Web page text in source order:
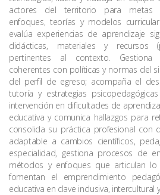
actores del territorio para metas
enfoques, teorías y modelos
evalúa experiencias de aprendizaje
didácticas, materiales y recursos
pertinentes al contexto. Gestiona
coherentes con políticas y normas del
del perfil de egreso; acompaña el
tutoría y estrategias
intervención en dificultades de
educativa y comunica hallazgos para
consolida su práctica profesional con
adaptable a cambios científicos,
especialidad, gestiona procesos de
métodos y enfoques que articulan
fomentan el emprendimiento
educativa en clave inclusiva, intercultural